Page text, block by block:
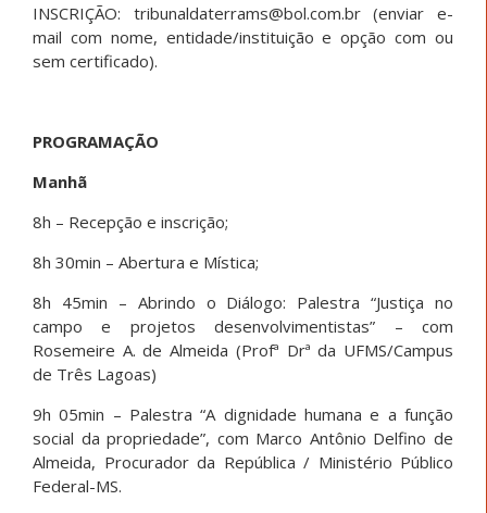
INSCRIÇÃO: tribunaldaterrams@bol.com.br (enviar e-
mail com nome, entidade/instituição e opção com ou
sem certificado).
PROGRAMAÇÃO
Manhã
8h – Recepção e inscrição;
8h 30min – Abertura e Mística;
8h 45min – Abrindo o Diálogo: Palestra “Justiça no
campo e projetos desenvolvimentistas” – com
Rosemeire A. de Almeida (Profª Drª da UFMS/Campus
de Três Lagoas)
9h 05min – Palestra “A dignidade humana e a função
social da propriedade”, com Marco Antônio Delfino de
Almeida, Procurador da República / Ministério Público
Federal-MS.